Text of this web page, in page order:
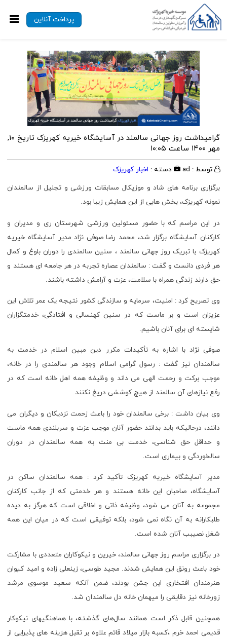
پرداخت آنلاین
گرامیداشت روز جهانی سالمند در آسایشگاه خیریه کهریزک
تاریخ ۱۰,
مهر ۱۴۰۰ ساعت ۱۰:۰۵
توسط : ad دسته : اخبار کهریزک
برگزاری برنامه های شاد و موزیکال مسابقات ورزشی و تجلیل از سالمندان
نمونه کهریزک، بخش هایی از این همایش زیبا بود.
در این مراسم که با حضور مسئولین ورزشی شهرستان ری و مدیران و
کارکنان آسایشگاه برگزار شد، محمد رضا صوفی نژاد مدیر آسایشگاه خیریه
کهریزک با تبریک روز جهانی سالمند ، سنین سالمندی را دوران بلوغ و کمال
هر فردی دانست و گفت : سالمندان عصاره تجربه در هر جامعه ای هستند و
حق دارند زندگی همراه با سلامت، عزت و آرامش داشته باشند.
وی تصریح کرد : امنیت، سرمایه و سازندگی کشور نتیجه یک عمر تلاش این
عزیزان است و بر ماست که در سنین کهنسالی و افتادگی، خدمتگزاران
شایسته ای برای آنان باشیم.
صوفی نژاد با اشاره به تأکیدات مکرر دین مبین اسلام در خدمت به
سالمندان نیز گفت : رسول گرامی اسلام وجود هر سالمندی را در خانه،
موجب برکت و رحمت الهی می داند و وظیفه همه اهل خانه است که در
رفع نیازهای آن سالمند از هیچ کوششی دریغ نکنند.
وی بیان داشت : برخی سالمندان خود را باعث زحمت نزدیکان و دیگران می
دانند، درحالیکه باید بدانند حضور آنان موجب عزت و سربلندی همه ماست
و حداقل حق شناسی، خدمت بی منت به همه سالمندان در دوران
سالخوردگی و بیماری است.
مدیر آسایشگاه خیریه کهریزک تأکید کرد : همه سالمندان ساکن در
آسایشگاه، صاحبان این خانه هستند و هر خدمتی که از جانب کارکنان
مجموعه به آنان می شود، وظیفه ذاتی و اخلاقی است که هرگز به دیده
طلبکارانه به آن نگاه نمی شود، بلکه توفیقی است که در میان این همه
شغل نصیبب آنان شده است.
در برگزاری مراسم روز جهانی سالمند، خیرین و نیکوکاران متعددی با مشارکت
خود باعث رونق این همایش شدند. مجید طوسی، زینعلی زاده و امید کیوان
هنرمندان افتخاری این جشن بودند، ضمن آنکه سعید موسوی مرشد
زورخانه نیز دقایقی را میهمان خانه دل سالمندان شد.
همچنین قابل ذکر است همانند سال‌های گذشته، با هماهنگیهای نیکوکار
قدیمی احمد خرم ،کسبه بازار میلاد قائم علاوه بر تقبل هزینه های پذیرایی از